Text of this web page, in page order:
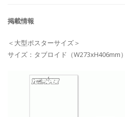
掲載情報
＜大型ポスターサイズ＞
サイズ：タブロイド（W273xH406mm）